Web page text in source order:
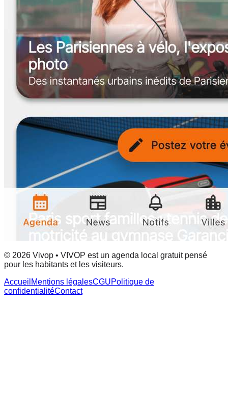
© 2026 Vivop • VIVOP est un agenda local gratuit pensé
pour les habitants et les visiteurs.
Accueil Mentions légalesCGUPolitique de
confidentialitéContact